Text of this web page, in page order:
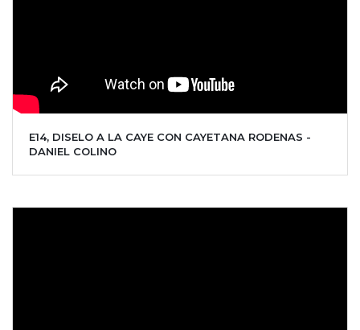
E14, DISELO A LA CAYE CON CAYETANA RODENAS -
DANIEL COLINO